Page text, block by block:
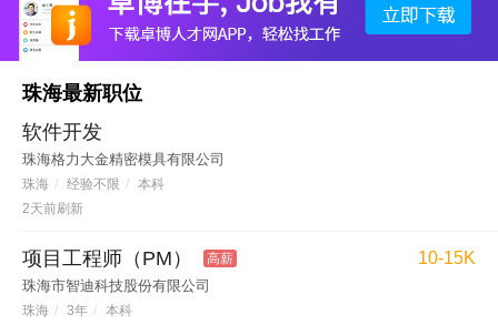
珠海最新职位
软件开发
珠海格力大金精密模具有限公司
珠海 / 经验不限 / 本科
2天前刷新
项目工程师（PM） 高薪
珠海市智迪科技股份有限公司
珠海 / 3年 / 本科
10-15K